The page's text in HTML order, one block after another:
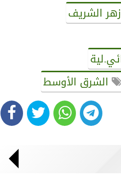
الشريف
الشرق الأوسط